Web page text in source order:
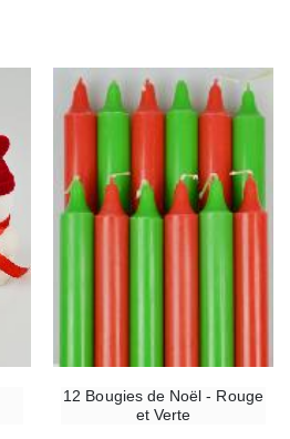
12 Bougies de Noël - Rouge
et Verte